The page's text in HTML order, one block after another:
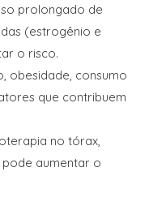
prolongado de
(estrogênio e
o risco.
obesidade, consumo
que contribuem
no tórax,
pode aumentar o